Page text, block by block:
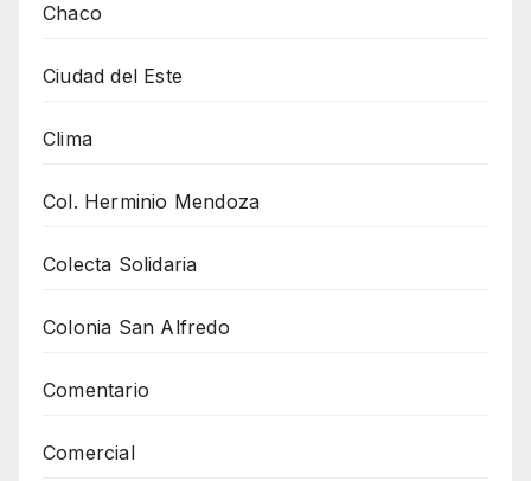
Chaco
Ciudad del Este
Clima
Col. Herminio Mendoza
Colecta Solidaria
Colonia San Alfredo
Comentario
Comercial